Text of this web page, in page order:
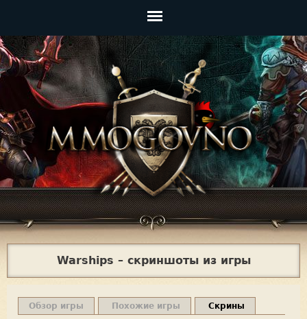
Главное
меню
Jump to navigation
Warships – скриншоты из игры
Обзор игры Похожие игры Скрины